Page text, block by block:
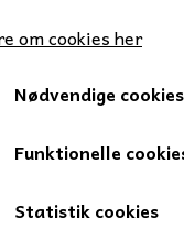
Varenummer: 007-3
om cookies her
Nødvendige cookies
Funktionelle
Statistik cookies